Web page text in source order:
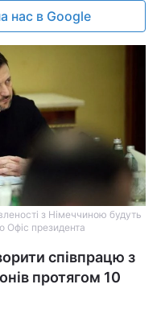
нас в Google
з Німеччиною будуть
президента
співпрацю з
протягом 10